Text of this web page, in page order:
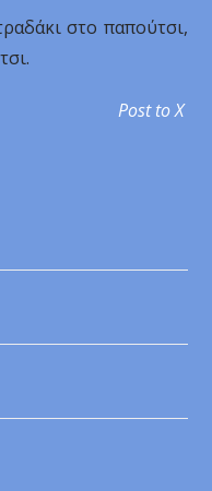
στο παπούτσι,
Post to X